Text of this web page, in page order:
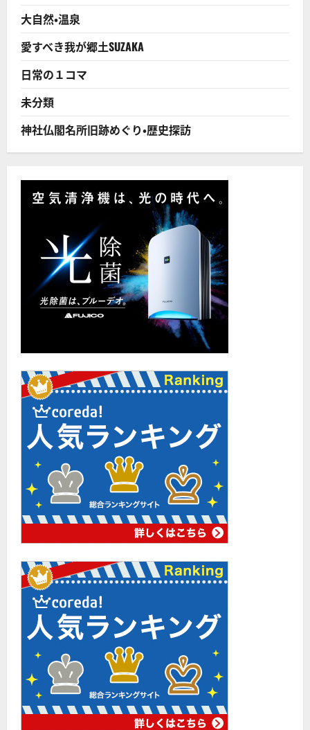
つ
い
て
さ
ら
に
読
む
大自然・温泉
愛すべき我が郷土SUZAKA
日常の１コマ
未分類
神社仏閣名所旧跡めぐり・歴史探訪